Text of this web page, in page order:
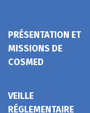
PRÉSENTATION ET
MISSIONS DE
COSMED
VEILLE
RÉGLEMENTAIRE